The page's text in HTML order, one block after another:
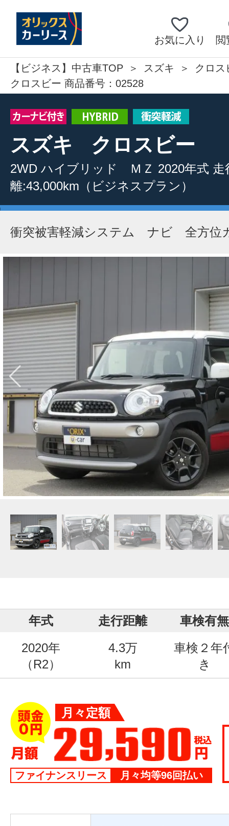
お気に入り 閲
【ビジネス】中古車TOP スズキ
クロス
クロスビー 商品番号：02528
スズキ クロスビー
2WD ハイブリッド ＭＺ 2020年式 走
離:43,000km （ビジネスプラン）
衝突被害軽減システム ナビ 全方位
年式 走行距離
車検有無
2020年
（R2）
4.3万
km
車検２年
き
月々定額
ファイナンスリース 月々均等96回払い